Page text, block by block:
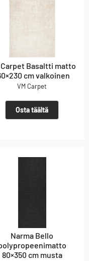
Carpet Basaltti matto
cm valkoinen
VM Carpet
Osta täältä
Narma Bello
80×350 cm musta